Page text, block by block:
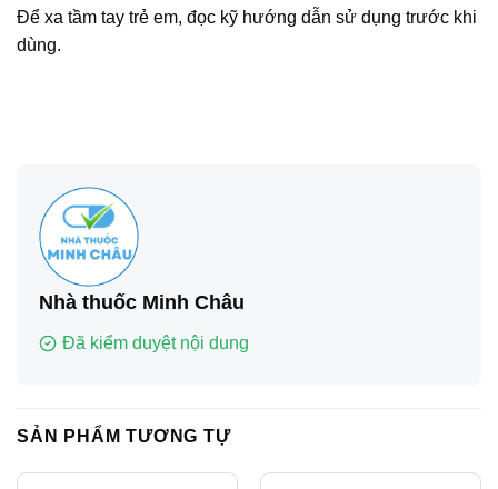
Để xa tầm tay trẻ em, đọc kỹ hướng dẫn sử dụng trước khi
dùng.
Nhà thuốc Minh Châu
Đã kiểm duyệt nội dung
SẢN PHẨM TƯƠNG TỰ